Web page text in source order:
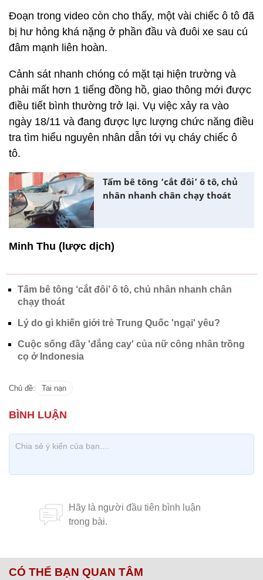
Đoạn trong video còn cho thấy, một vài chiếc ô tô đã
bị hư hỏng khá nặng ở phần đầu và đuôi xe sau cú
đâm mạnh liên hoàn.
Cảnh sát nhanh chóng có mặt tại hiện trường và
phải mất hơn 1 tiếng đồng hồ, giao thông mới được
điều tiết bình thường trở lại. Vụ việc xảy ra vào
ngày 18/11 và đang được lực lượng chức năng điều
tra tìm hiểu nguyên nhân dẫn tới vụ cháy chiếc ô
tô.
Tấm bê tông ‘cắt đôi’ ô tô, chủ
nhân nhanh chân chạy thoát
Minh Thu (lược dịch)
Tấm bê tông ‘cắt đôi’ ô tô, chủ nhân nhanh chân
chạy thoát
Lý do gì khiến giới trẻ Trung Quốc 'ngại' yêu?
Cuộc sống đầy 'đắng cay' của nữ công nhân trồng
cọ ở Indonesia
Chủ đề: Tai nạn
CÓ THỂ BẠN QUAN TÂM